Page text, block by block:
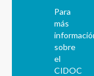
Para
más
sobre
el
CIDOC